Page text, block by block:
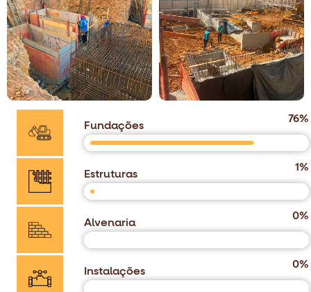
Fundações
76%
Estruturas
1%
Alvenaria
0%
Instalações
0%